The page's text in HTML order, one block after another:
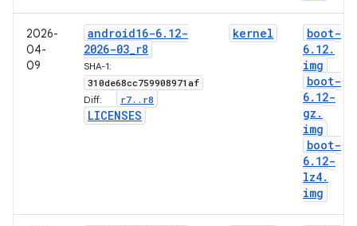
2026-
04-
09
android16-6. 12-
2026-03_r8
SHA-1:
310de68cc759908971af
Diff: r7. . r8
LICENSES
kernel
boot-
6. 12.
img
boot-
6. 12-
gz .
img
boot-
6. 12-
lz4.
img